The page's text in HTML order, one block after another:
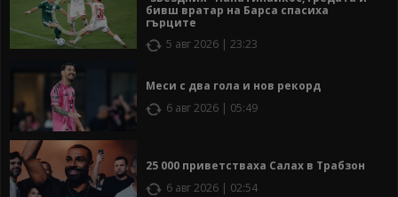
бивш вратар на Барса спасиха
гърците
5 авг 2026 | 23:23
Меси с два гола и нов рекорд
6 авг 2026 | 05:49
25 000 приветстваха Салах в Трабзон
6 авг 2026 | 02:54